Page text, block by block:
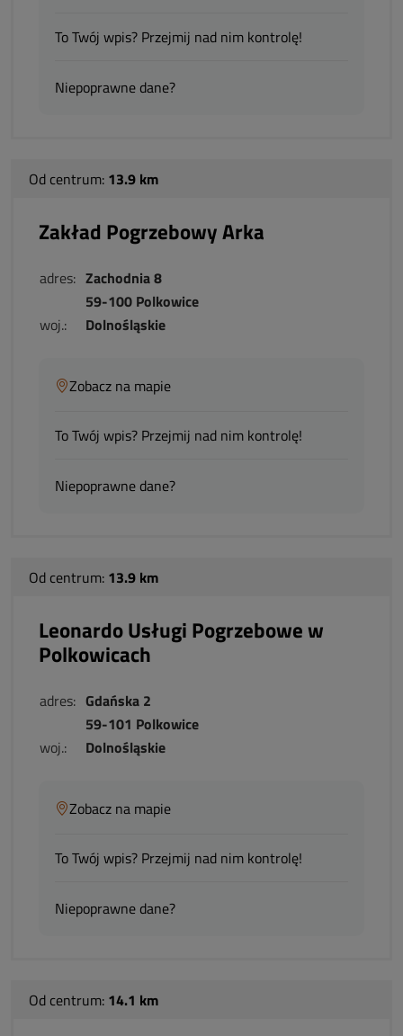
To Twój wpis? Przejmij nad nim kontrolę!
Niepoprawne dane?
Od centrum: 13.9 km
Zakład Pogrzebowy Arka
adres: Zachodnia 8
59-100 Polkowice
woj.:
Dolnośląskie
Zobacz na mapie
To Twój wpis? Przejmij nad nim kontrolę!
Niepoprawne dane?
Od centrum: 13.9 km
Leonardo Usługi Pogrzebowe w
Polkowicach
adres: Gdańska 2
59-101 Polkowice
woj.:
Dolnośląskie
Zobacz na mapie
To Twój wpis? Przejmij nad nim kontrolę!
Niepoprawne dane?
Od centrum: 14.1 km